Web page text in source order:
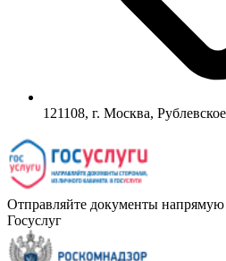
121108, г. Москва,
Отправляйте документы
Госуслуг